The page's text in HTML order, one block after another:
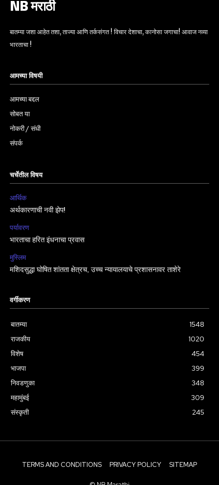
NB मराठी
बातम्या जशा आहेत तशा, ताज्या आणि तर्कसंगत ! विचार देशाचा, कानोसा जगाचा! आवाज नव्या
भारताचा !
आमच्या विषयी
आमच्या बद्दल
सोबत या
नोकरी / संधी
संपर्क
चर्चेतील विषय
आर्थिक
अर्थकारणाची नवी झेप!
पर्यावरण
भारताचा हरित इंधनाचा प्रवास
मुस्लिम
मशिदसुद्धा घोषित शांतता क्षेत्रच, उच्च न्यायालयाचे प्रशासनावर ताशेरे
वर्गीकरण
बातम्या
1548
राजकीय
1020
विशेष
454
भाजपा
399
निवडणुका
348
महामुंबई
309
संस्कृती
245
TERMS AND CONDITIONS PRIVACY POLICY SITEMAP